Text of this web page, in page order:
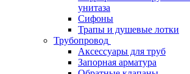
унитаза
Сифоны
Трапы и душевые лотки
Трубопровод
Аксессуары для труб
Запорная арматура